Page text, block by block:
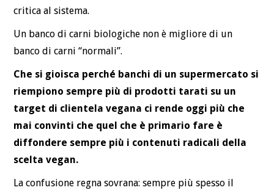
critica al sistema.
Un banco di carni biologiche non è migliore di un
banco di carni “normali”.
Che si gioisca perché banchi di un supermercato si
riempiono sempre più di prodotti tarati su un
target di clientela vegana ci rende oggi più che
mai convinti che quel che è primario fare è
diffondere sempre più i contenuti radicali della
scelta vegan.
La confusione regna sovrana: sempre più spesso il